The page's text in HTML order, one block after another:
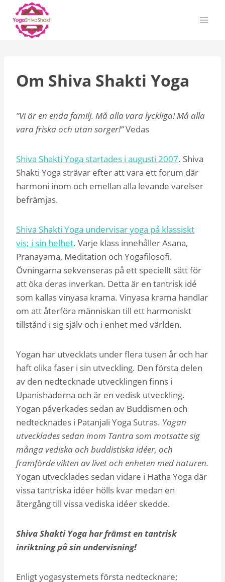
content
Om Shiva Shakti Yoga
”Vi är en enda familj. Må alla vara lyckliga! Må alla
vara friska och utan sorger!”Vedas
Shiva Shakti Yoga startades i augusti 2007. Shiva
Shakti Yoga strävar efter att vara ett forum där
harmoni inom och emellan alla levande varelser
befrämjas.
Shiva Shakti Yoga undervisar yoga på klassiskt
vis; i sin helhet. Varje klass innehåller Asana,
Pranayama, Meditation och Yogafilosofi.
Övningarna sekvenseras på ett speciellt sätt för
att öka deras inverkan. Detta är en tantrisk idé
som kallas vinyasa krama. Vinyasa krama handlar
om att återföra människan till ett harmoniskt
tillstånd i sig själv och i enhet med världen.
Yogan har utvecklats under flera tusen år och har
haft olika faser i sin utveckling. Den första delen
av den nedtecknade utvecklingen finns i
Upanishaderna och är en vedisk utveckling.
Yogan påverkades sedan av Buddismen och
nedtecknades i Patanjali Yoga Sutras. Yogan
utvecklades sedan inom Tantra som motsatte sig
många vediska och buddistiska idéer, och
framförde vikten av livet och enheten med naturen.
Yogan utvecklades sedan vidare i Hatha Yoga där
vissa tantriska idéer hölls kvar medan en
återgång till vissa vediska idéer skedde.
Shiva Shakti Yoga har främst en tantrisk
inriktning på sin undervisning!
Enligt yogasystemets första nedtecknare;